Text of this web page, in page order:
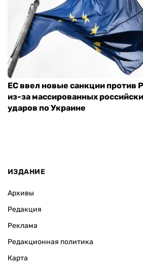
ЕС ввел новые санкции против
из-за массированных
ударов по Украине
ИЗДАНИЕ
Архивы
Редакция
Реклама
Редакционная политика
Карта